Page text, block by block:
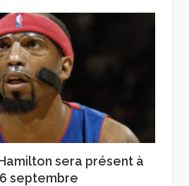
sera présent à
septembre